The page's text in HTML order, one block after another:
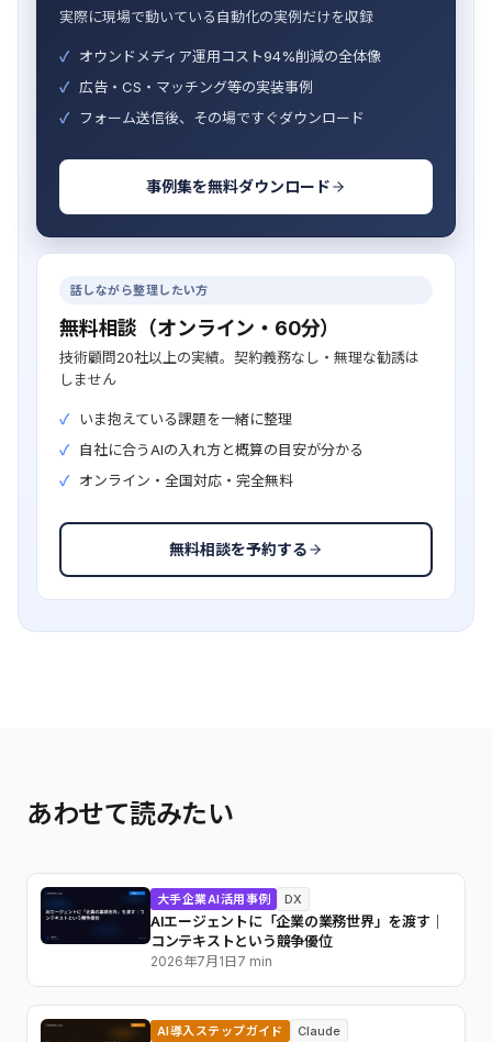
実際に現場で動いている自動化の実例だけを収録
オウンドメディア運用コスト94%削減の全体像
広告・CS・マッチング等の実装事例
フォーム送信後、その場ですぐダウンロード
事例集を無料ダウンロード
話しながら整理したい方
無料相談（オンライン・60分）
技術顧問20社以上の実績。契約義務なし・無理な勧誘は
しません
いま抱えている課題を一緒に整理
自社に合うAIの入れ方と概算の目安が分かる
オンライン・全国対応・完全無料
無料相談を予約する
あわせて読みたい
大手企業AI活用事例 DX
AIエージェントに「企業の業務世界」を渡す｜
コンテキストという競争優位
2026年7月1日7 min
AI導入ステップガイド Claude